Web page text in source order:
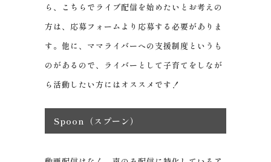
ら、こちらでライブ配信を始めたいとお考えの
方は、応募フォームより応募する必要がありま
す。他に、ママライバーへの支援制度というも
のがあるので、ライバーとして子育てをしなが
ら活動したい方にはオススメです！
Spoon（スプーン）